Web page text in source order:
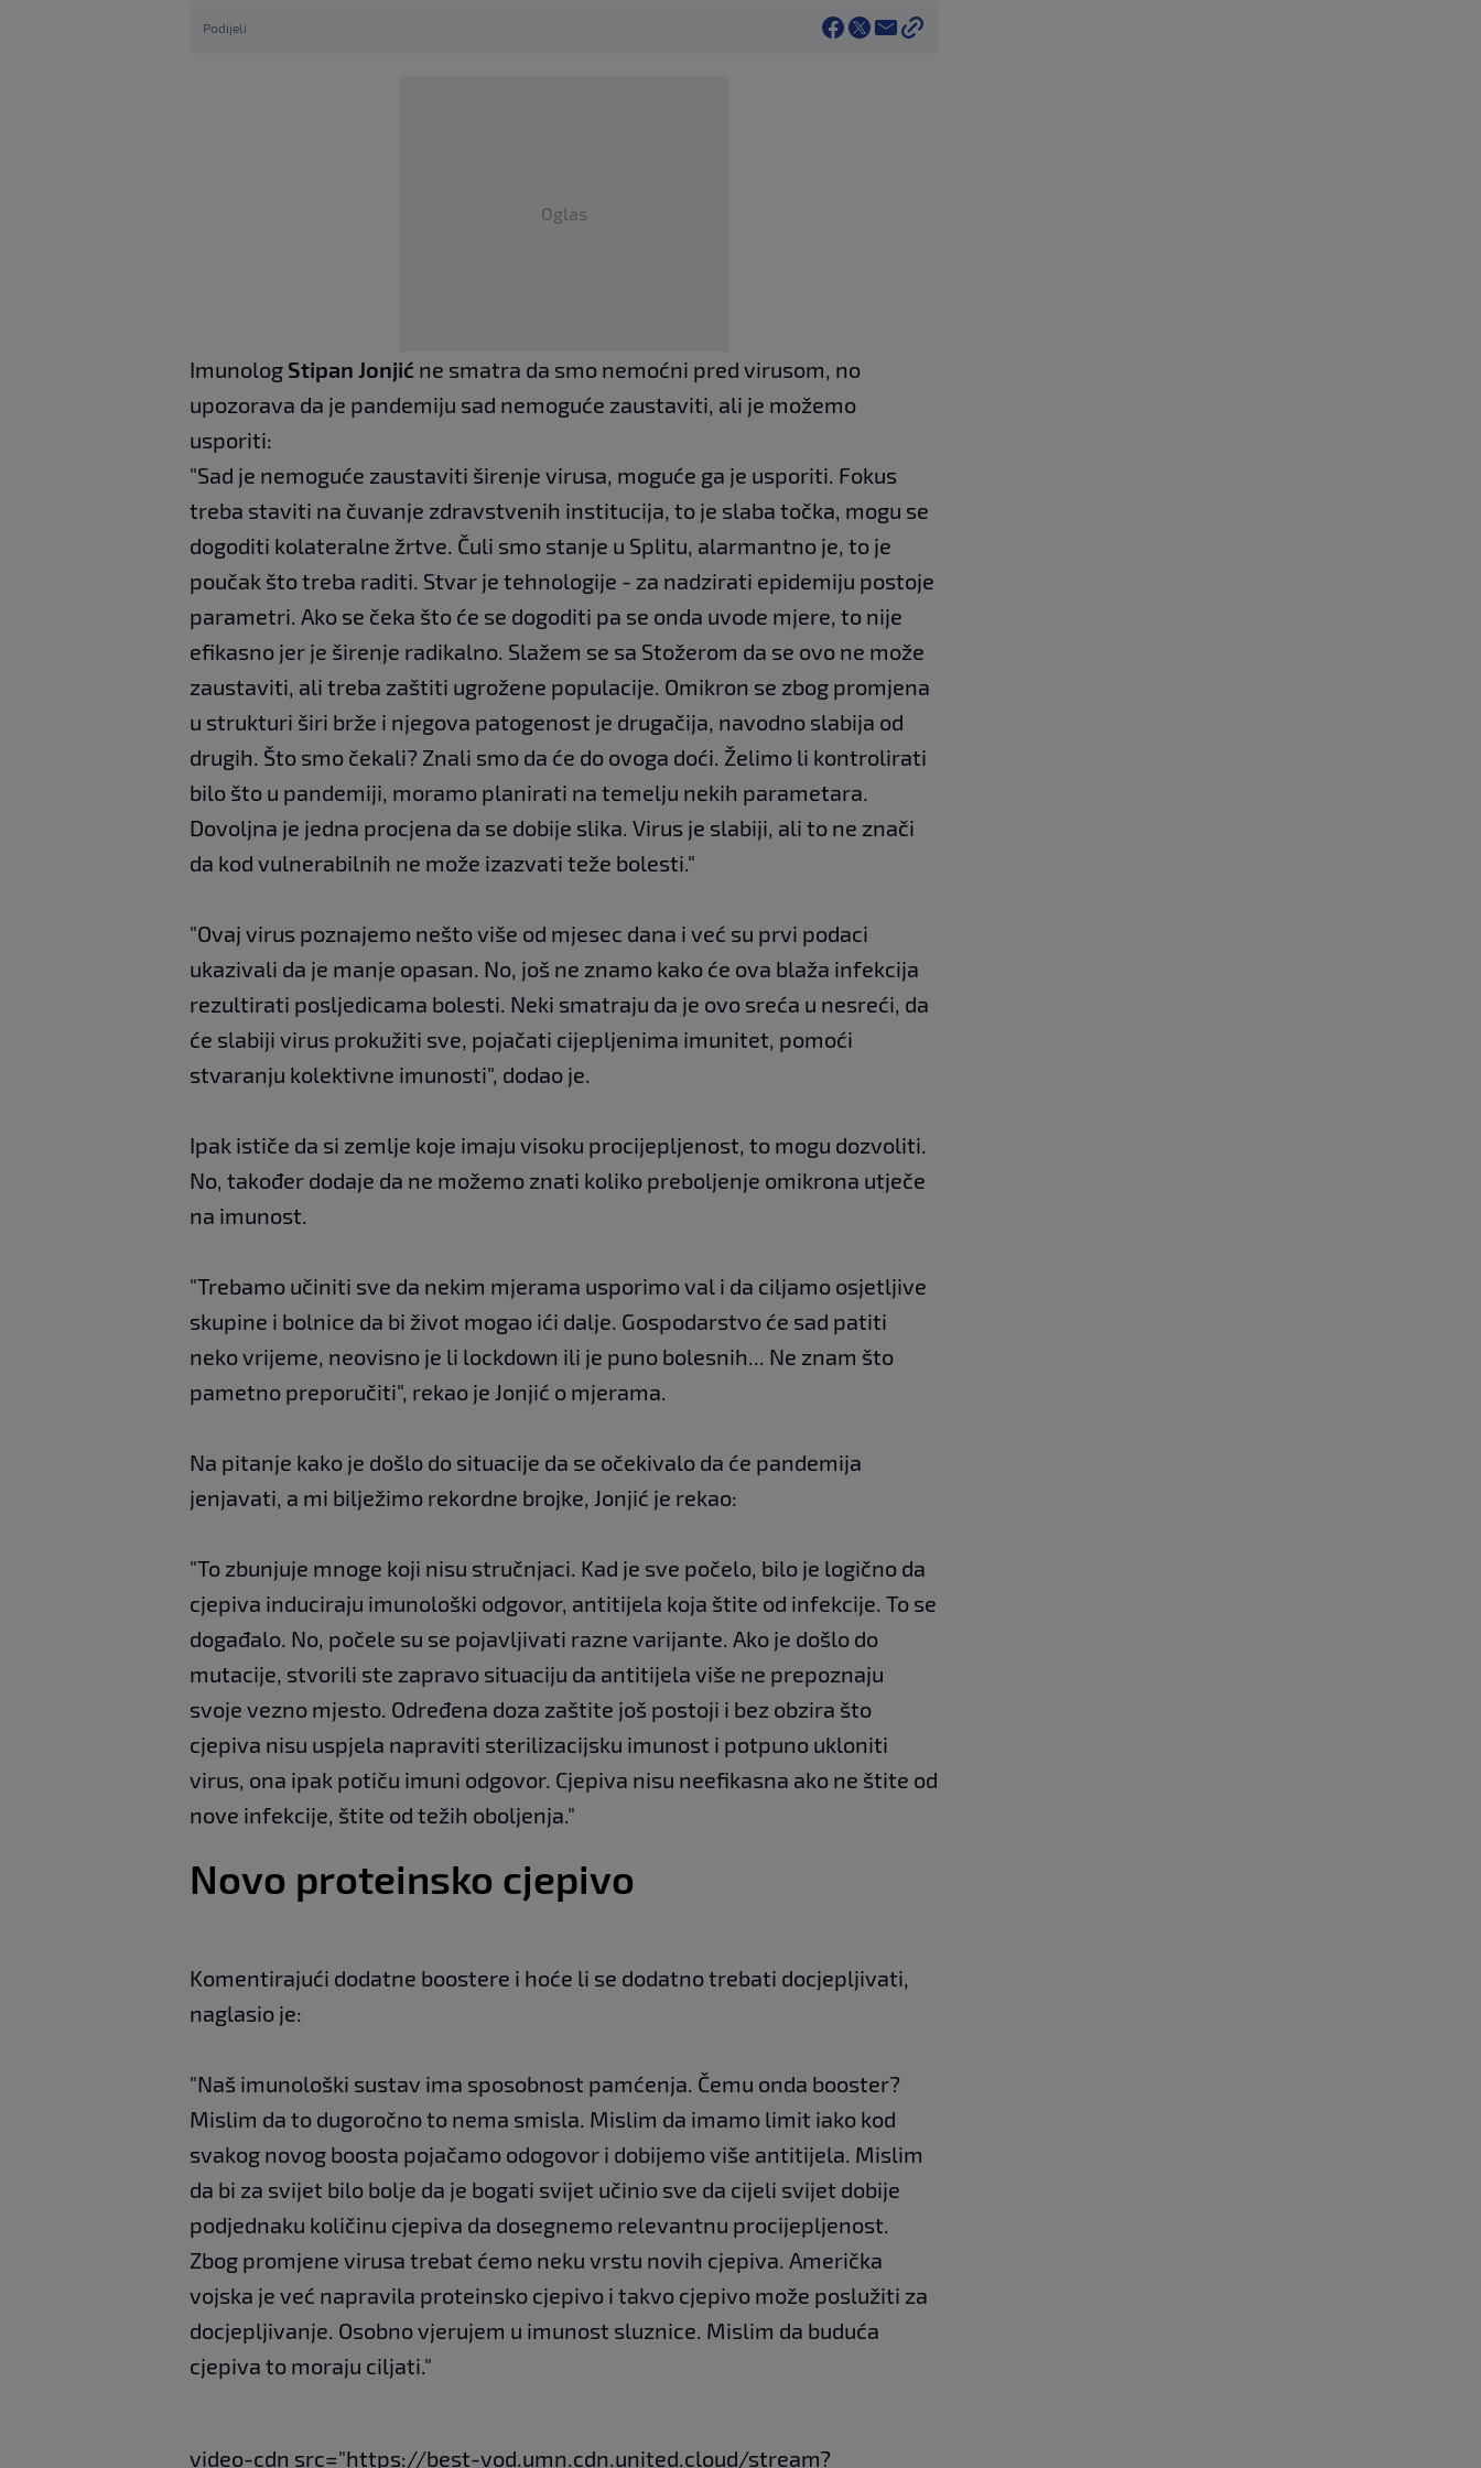
Podijeli
Oglas
Imunolog Stipan Jonjić ne smatra da smo nemoćni pred virusom, no
upozorava da je pandemiju sad nemoguće zaustaviti, ali je možemo
usporiti:
"Sad je nemoguće zaustaviti širenje virusa, moguće ga je usporiti. Fokus
treba staviti na čuvanje zdravstvenih institucija, to je slaba točka, mogu se
dogoditi kolateralne žrtve. Čuli smo stanje u Splitu, alarmantno je, to je
poučak što treba raditi. Stvar je tehnologije - za nadzirati epidemiju postoje
parametri. Ako se čeka što će se dogoditi pa se onda uvode mjere, to nije
efikasno jer je širenje radikalno. Slažem se sa Stožerom da se ovo ne može
zaustaviti, ali treba zaštiti ugrožene populacije. Omikron se zbog promjena
u strukturi širi brže i njegova patogenost je drugačija, navodno slabija od
drugih. Što smo čekali? Znali smo da će do ovoga doći. Želimo li kontrolirati
bilo što u pandemiji, moramo planirati na temelju nekih parametara.
Dovoljna je jedna procjena da se dobije slika. Virus je slabiji, ali to ne znači
da kod vulnerabilnih ne može izazvati teže bolesti."
"Ovaj virus poznajemo nešto više od mjesec dana i već su prvi podaci
ukazivali da je manje opasan. No, još ne znamo kako će ova blaža infekcija
rezultirati posljedicama bolesti. Neki smatraju da je ovo sreća u nesreći, da
će slabiji virus prokužiti sve, pojačati cijepljenima imunitet, pomoći
stvaranju kolektivne imunosti", dodao je.
Ipak ističe da si zemlje koje imaju visoku procijepljenost, to mogu dozvoliti.
No, također dodaje da ne možemo znati koliko preboljenje omikrona utječe
na imunost.
"Trebamo učiniti sve da nekim mjerama usporimo val i da ciljamo osjetljive
skupine i bolnice da bi život mogao ići dalje. Gospodarstvo će sad patiti
neko vrijeme, neovisno je li lockdown ili je puno bolesnih... Ne znam što
pametno preporučiti", rekao je Jonjić o mjerama.
Na pitanje kako je došlo do situacije da se očekivalo da će pandemija
jenjavati, a mi bilježimo rekordne brojke, Jonjić je rekao:
"To zbunjuje mnoge koji nisu stručnjaci. Kad je sve počelo, bilo je logično da
cjepiva induciraju imunološki odgovor, antitijela koja štite od infekcije. To se
događalo. No, počele su se pojavljivati razne varijante. Ako je došlo do
mutacije, stvorili ste zapravo situaciju da antitijela više ne prepoznaju
svoje vezno mjesto. Određena doza zaštite još postoji i bez obzira što
cjepiva nisu uspjela napraviti sterilizacijsku imunost i potpuno ukloniti
virus, ona ipak potiču imuni odgovor. Cjepiva nisu neefikasna ako ne štite od
nove infekcije, štite od težih oboljenja."
Novo proteinsko cjepivo
Komentirajući dodatne boostere i hoće li se dodatno trebati docjepljivati,
naglasio je:
"Naš imunološki sustav ima sposobnost pamćenja. Čemu onda booster?
Mislim da to dugoročno to nema smisla. Mislim da imamo limit iako kod
svakog novog boosta pojačamo odogovor i dobijemo više antitijela. Mislim
da bi za svijet bilo bolje da je bogati svijet učinio sve da cijeli svijet dobije
podjednaku količinu cjepiva da dosegnemo relevantnu procijepljenost.
Zbog promjene virusa trebat ćemo neku vrstu novih cjepiva. Američka
vojska je već napravila proteinsko cjepivo i takvo cjepivo može poslužiti za
docjepljivanje. Osobno vjerujem u imunost sluznice. Mislim da buduća
cjepiva to moraju ciljati."
video-cdn src="https://best-vod.umn.cdn.united.cloud/stream?